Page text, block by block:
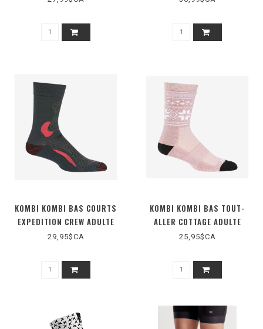
KOMBI KOMBI BAS COURTS
EXPEDITION CREW ADULTE
(KSK0482953)
29,95$CA
KOMBI KOMBI BAS TOUT-
ALLER COTTAGE ADULTE
(F1493)
25,95$CA